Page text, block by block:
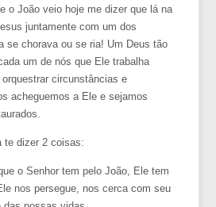
o João veio hoje me dizer que lá na
juntamente com um dos
se chorava ou se ria! Um Deus tão
um de nós que Ele trabalha
circunstâncias e
acheguemos a Ele e sejamos
te dizer 2 coisas:
o Senhor tem pelo João, Ele tem
nos persegue, nos cerca com seu